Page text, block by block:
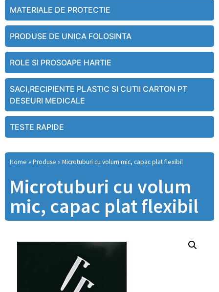
MATERIALE DE PROTECTIE
PRODUSE DE UNICA FOLOSINTA
ROLE SI PROSOAPE HARTIE
SACI,RECIPIENTE PLASTIC SI CUTII CARTON PT
DESEURI MEDICALE
TESTE RAPIDE
Home » Produse » Microtuburi cu volum mic, capac plat flexibil
Microtuburi cu volum
mic, capac plat flexibil